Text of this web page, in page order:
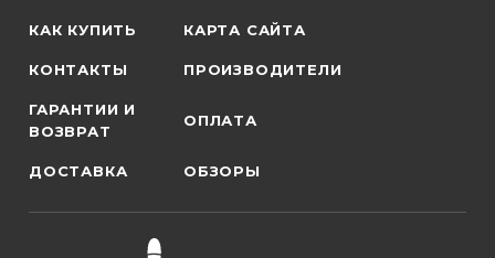
КАК КУПИТЬ КАРТА САЙТА
КОНТАКТЫ ПРОИЗВОДИТЕЛИ
ГАРАНТИИ И
ВОЗВРАТ
ОПЛАТА
ДОСТАВКА ОБЗОРЫ